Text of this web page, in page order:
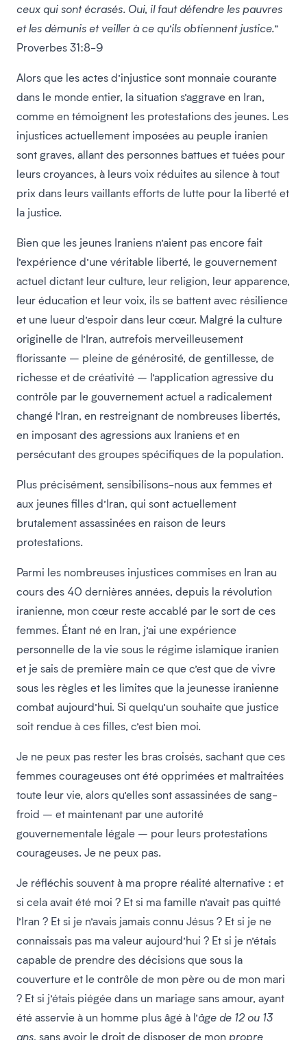
ceux qui sont écrasés. Oui, il faut défendre les pauvres
et les démunis et veiller à ce qu’ils obtiennent justice.”
Proverbes 31:8-9
Alors que les actes d’injustice sont monnaie courante
dans le monde entier, la situation s’aggrave en Iran,
comme en témoignent les protestations des jeunes. Les
injustices actuellement imposées au peuple iranien
sont graves, allant des personnes battues et tuées pour
leurs croyances, à leurs voix réduites au silence à tout
prix dans leurs vaillants efforts de lutte pour la liberté et
la justice.
Bien que les jeunes Iraniens n’aient pas encore fait
l’expérience d’une véritable liberté, le gouvernement
actuel dictant leur culture, leur religion, leur apparence,
leur éducation et leur voix, ils se battent avec résilience
et une lueur d’espoir dans leur cœur. Malgré la culture
originelle de l’Iran, autrefois merveilleusement
florissante – pleine de générosité, de gentillesse, de
richesse et de créativité – l’application agressive du
contrôle par le gouvernement actuel a radicalement
changé l’Iran, en restreignant de nombreuses libertés,
en imposant des agressions aux Iraniens et en
persécutant des groupes spécifiques de la population.
Plus précisément, sensibilisons-nous aux femmes et
aux jeunes filles d’Iran, qui sont actuellement
brutalement assassinées en raison de leurs
protestations.
Parmi les nombreuses injustices commises en Iran au
cours des 40 dernières années, depuis la révolution
iranienne, mon cœur reste accablé par le sort de ces
femmes. Étant né en Iran, j’ai une expérience
personnelle de la vie sous le régime islamique iranien
et je sais de première main ce que c’est que de vivre
sous les règles et les limites que la jeunesse iranienne
combat aujourd’hui. Si quelqu’un souhaite que justice
soit rendue à ces filles, c’est bien moi.
Je ne peux pas rester les bras croisés, sachant que ces
femmes courageuses ont été opprimées et maltraitées
toute leur vie, alors qu’elles sont assassinées de sang-
froid – et maintenant par une autorité
gouvernementale légale – pour leurs protestations
courageuses. Je ne peux pas.
Je réfléchis souvent à ma propre réalité alternative : et
si cela avait été moi ? Et si ma famille n’avait pas quitté
l’Iran ? Et si je n’avais jamais connu Jésus ? Et si je ne
connaissais pas ma valeur aujourd’hui ? Et si je n’étais
capable de prendre des décisions que sous la
couverture et le contrôle de mon père ou de mon mari
? Et si j’étais piégée dans un mariage sans amour, ayant
été asservie à un homme plus âgé à l’âge de 12 ou 13
ans, sans avoir le droit de disposer de mon propre